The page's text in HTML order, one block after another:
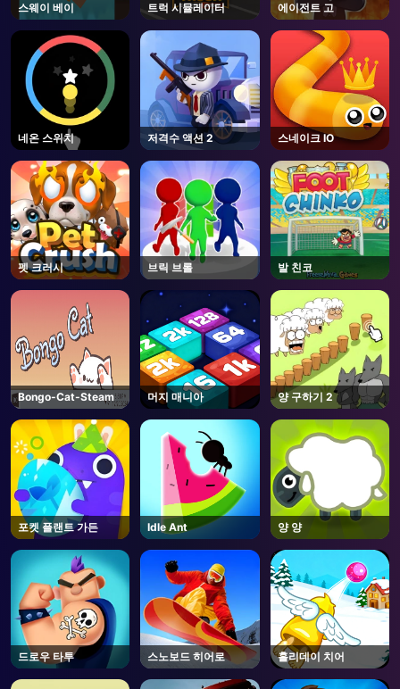
AD
스웨이 베이 트럭 시뮬레이터 에이전트 고
네온 스위치 저격수 액션 2 스네이크 IO
펫 크러시 브릭 브롤 발 친코
Bongo-Cat-Steam 머지 매니아 양 구하기 2
포켓 플랜트 가든 Idle Ant 양 양
드로우 타투 스노보드 히어로 홀리데이 치어